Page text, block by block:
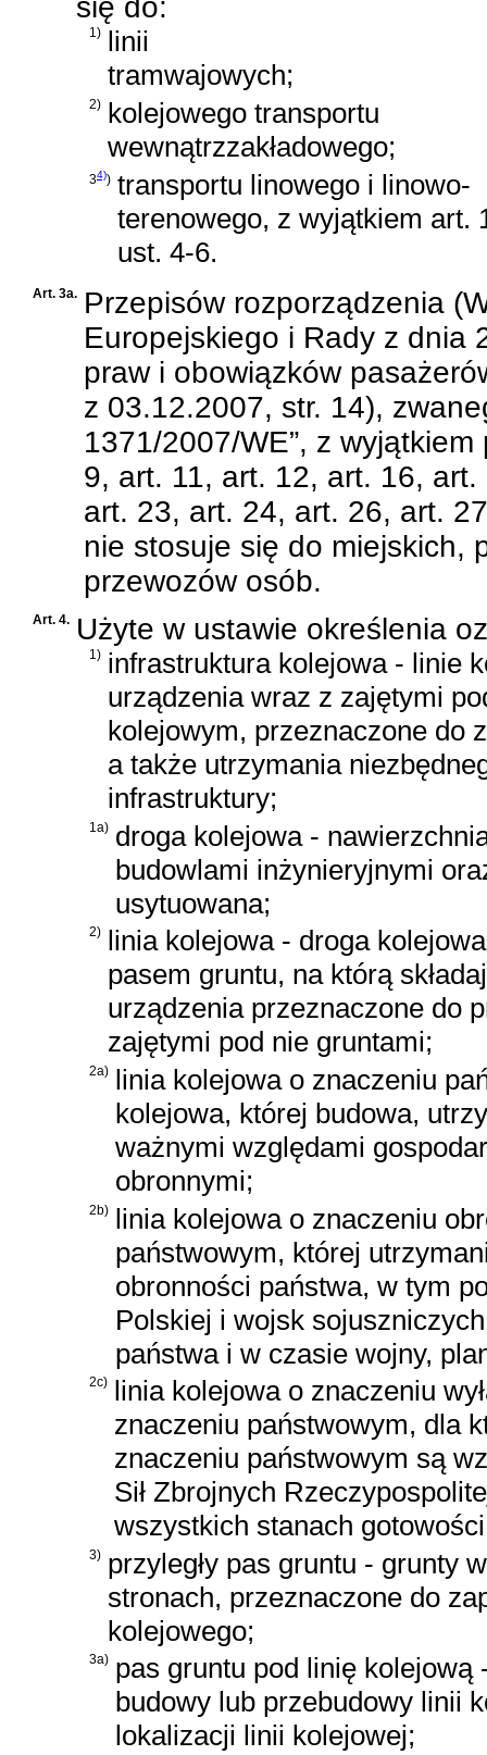
się do:
1) linii
tramwajowych;
2) kolejowego transportu
wewnątrzzakładowego;
34)) transportu linowego i linowo-
terenowego, z wyjątkiem art.
ust. 4-6.
Art. 3a. Przepisów rozporządzenia
Europejskiego i Rady z dnia
praw i obowiązków
z 03.12.2007, str. 14),
1371/2007/WE”, z
9, art. 11, art. 12, art. 16,
art. 23, art. 24, art. 26, art.
nie stosuje się do miejskich,
przewozów osób.
Art. 4. Użyte w ustawie określenia
1) infrastruktura kolejowa - linie
urządzenia wraz z zajętymi
kolejowym, przeznaczone do
a także utrzymania
infrastruktury;
1a) droga kolejowa -
budowlami inżynieryjnymi
usytuowana;
2) linia kolejowa - droga
pasem gruntu, na którą
urządzenia przeznaczone do
zajętymi pod nie gruntami;
2a) linia kolejowa o znaczeniu
kolejowa, której budowa,
ważnymi względami
obronnymi;
2b) linia kolejowa o znaczeniu
państwowym, której
obronności państwa, w tym
Polskiej i wojsk
państwa i w czasie wojny,
2c) linia kolejowa o znaczeniu
znaczeniu państwowym, dla
znaczeniu państwowym są
Sił Zbrojnych
wszystkich stanach
3) przyległy pas gruntu - grunty
stronach, przeznaczone do
kolejowego;
3a) pas gruntu pod linię
budowy lub przebudowy linii
lokalizacji linii kolejowej;